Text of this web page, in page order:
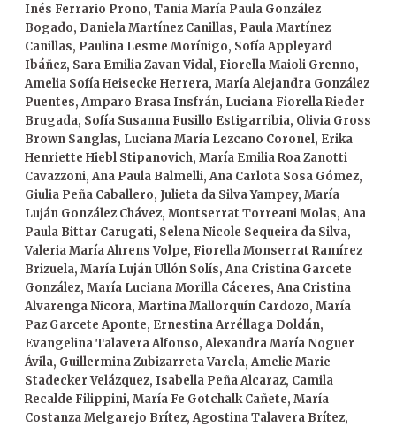
Inés Ferrario Prono, Tania María Paula González
Bogado, Daniela Martínez Canillas, Paula Martínez
Canillas, Paulina Lesme Morínigo, Sofía Appleyard
Ibáñez, Sara Emilia Zavan Vidal, Fiorella Maioli Grenno,
Amelia Sofía Heisecke Herrera, María Alejandra González
Puentes, Amparo Brasa Insfrán, Luciana Fiorella Rieder
Brugada, Sofía Susanna Fusillo Estigarribia, Olivia Gross
Brown Sanglas, Luciana María Lezcano Coronel, Erika
Henriette Hiebl Stipanovich, María Emilia Roa Zanotti
Cavazzoni, Ana Paula Balmelli, Ana Carlota Sosa Gómez,
Giulia Peña Caballero, Julieta da Silva Yampey, María
Luján González Chávez, Montserrat Torreani Molas, Ana
Paula Bittar Carugati, Selena Nicole Sequeira da Silva,
Valeria María Ahrens Volpe, Fiorella Monserrat Ramírez
Brizuela, María Luján Ullón Solís, Ana Cristina Garcete
González, María Luciana Morilla Cáceres, Ana Cristina
Alvarenga Nicora, Martina Mallorquín Cardozo, María
Paz Garcete Aponte, Ernestina Arréllaga Doldán,
Evangelina Talavera Alfonso, Alexandra María Noguer
Ávila, Guillermina Zubizarreta Varela, Amelie Marie
Stadecker Velázquez, Isabella Peña Alcaraz, Camila
Recalde Filippini, María Fe Gotchalk Cañete, María
Costanza Melgarejo Brítez, Agostina Talavera Brítez,